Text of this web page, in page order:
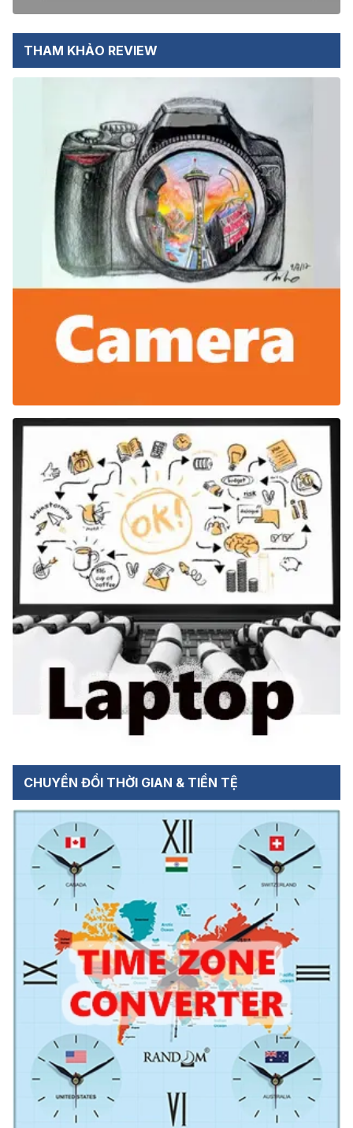
THAM KHẢO REVIEW
CHUYỂN ĐỔI THỜI GIAN & TIỀN TỆ